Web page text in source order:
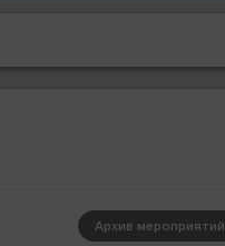
Архив мероприятий